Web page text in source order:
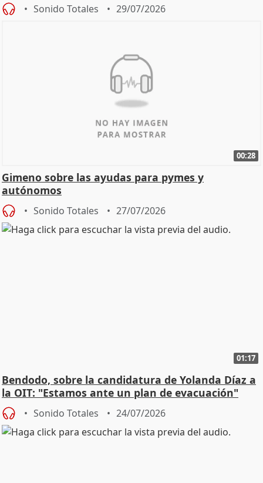
Sonido Totales 29/07/2026
00:28
Gimeno sobre las ayudas para pymes y
autónomos
Sonido Totales 27/07/2026
01:17
Bendodo, sobre la candidatura de Yolanda Díaz a
la OIT: "Estamos ante un plan de evacuación"
Sonido Totales 24/07/2026